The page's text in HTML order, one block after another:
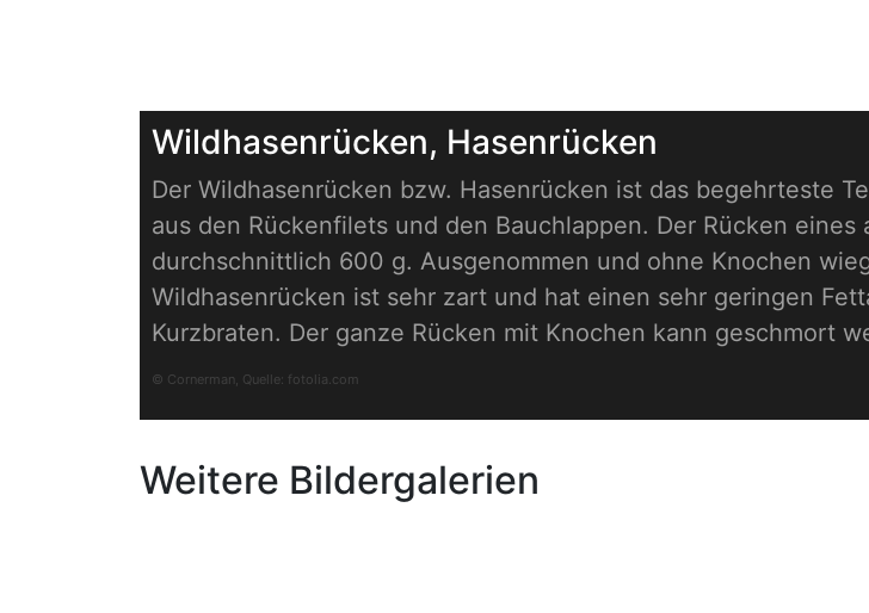
Wildhasenrücken, Hasenrücken
Der Wildhasenrücken bzw. Hasenrücken ist das begehrteste
aus den Rückenfilets und den Bauchlappen. Der Rücken
durchschnittlich 600 g. Ausgenommen und ohne Knochen
Wildhasenrücken ist sehr zart und hat einen sehr geringen
Kurzbraten. Der ganze Rücken mit Knochen kann geschmort
© Cornerman, Quelle: fotolia.com
Weitere Bildergalerien